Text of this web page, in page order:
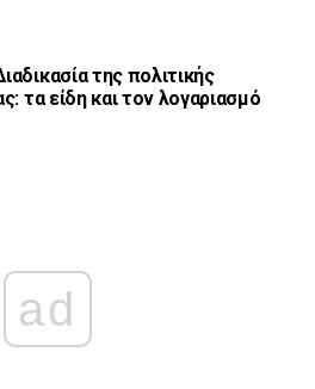
της πολιτικής
τα είδη και τον λογαριασμό
ad